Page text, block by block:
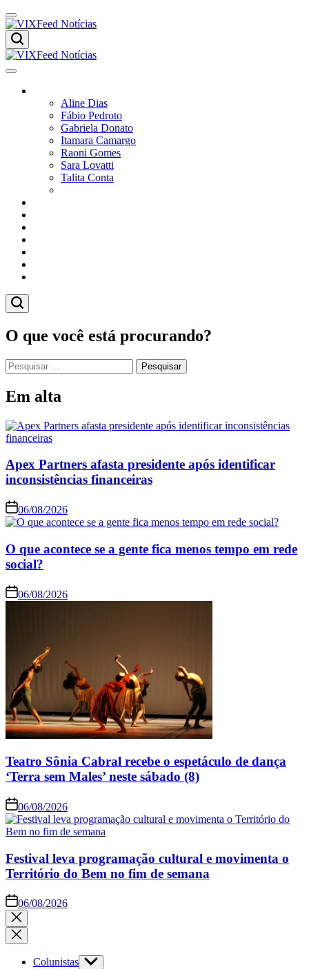
Aline Dias
Fábio Pedroto
Gabriela Donato
Itamara Camargo
Raoni Gomes
Sara Lovatti
Talita Conta
O que você está procurando?
Em alta
Apex Partners afasta presidente após identificar
inconsistências financeiras
06/08/2026
O que acontece se a gente fica menos tempo em rede
social?
06/08/2026
Teatro Sônia Cabral recebe o espetáculo de dança
‘Terra sem Males’ neste sábado (8)
06/08/2026
Festival leva programação cultural e movimenta o
Território do Bem no fim de semana
06/08/2026
Colunistas